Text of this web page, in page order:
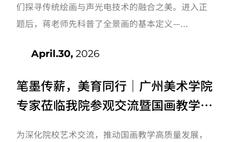
们探寻传统绘画与声光电技术的融合之美。进入正
题后，蒋老师先科普了全景画的基本定义—...
April.30,2026
笔墨传薪，美育同行｜广州美术学院
专家莅临我院参观交流暨国画教学研
为深化院校艺术交流，推动国画教学高质量发展，